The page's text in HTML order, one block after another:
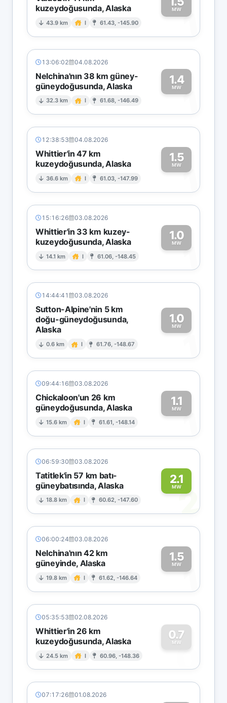
kuzeydoğusunda, Alaska
43.9 km I 61.43, -145.90
MW1
13:06:02 04.08.2026
Nelchina'nın 38 km güney-
güneydoğusunda, Alaska
32.3 km I 61.68, -146.49
1.4
MW1
12:38:53 04.08.2026
Whittier'in 47 km
kuzeydoğusunda, Alaska
36.6 km I 61.03, -147.99
1.5
MW1
15:16:26 03.08.2026
Whittier'in 33 km kuzey-
kuzeydoğusunda, Alaska
14.1 km I 61.06, -148.45
1.0
MW1
14:44:41 03.08.2026
Sutton-Alpine'nin 5 km
doğu-güneydoğusunda,
Alaska
0.6 km I 61.76, -148.67
1.0
MW
1
09:44:16 03.08.2026
Chickaloon'un 26 km
güneydoğusunda, Alaska
15.6 km I 61.61, -148.14
1.1
MW1
06:59:30 03.08.2026
Tatitlek'in 57 km batı-
güneybatısında, Alaska
18.8 km I 60.62, -147.60
2.1
MW2
06:00:24 03.08.2026
Nelchina'nın 42 km
güneyinde, Alaska
19.8 km I 61.62, -146.64
1.5
MW1
05:35:53 02.08.2026
Whittier'in 26 km
kuzeydoğusunda, Alaska
24.5 km I 60.96, -148.36
0.7
MW
0
07:17:26 01.08.2026